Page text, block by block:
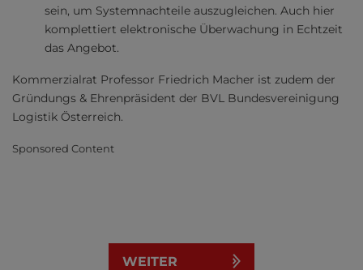
sein, um Systemnachteile auszugleichen. Auch hier
komplettiert elektronische Überwachung in Echtzeit
das Angebot.
Kommerzialrat Professor Friedrich Macher ist zudem der
Gründungs & Ehrenpräsident der BVL Bundesvereinigung
Logistik Österreich.
Sponsored Content
WEITER